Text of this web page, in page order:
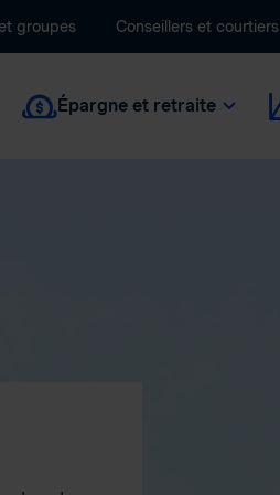
groupes Conseillers et courtiers
Épargne et retraite